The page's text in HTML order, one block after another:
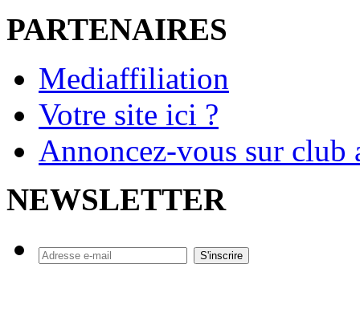
PARTENAIRES
Mediaffiliation
Votre site ici ?
Annoncez-vous sur
NEWSLETTER